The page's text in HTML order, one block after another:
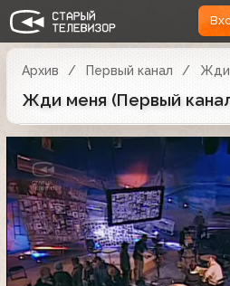
Архив Первый канал Жди
Жди меня (Первый